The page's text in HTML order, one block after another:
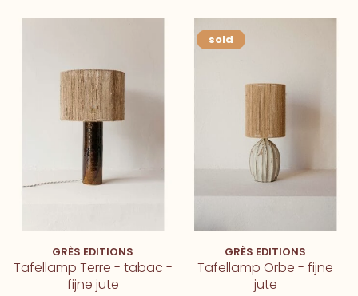
GRÈS EDITIONS
Tafellamp Terre - tabac -
fijne jute
sold
GRÈS EDITIONS
Tafellamp Orbe - fijne
jute